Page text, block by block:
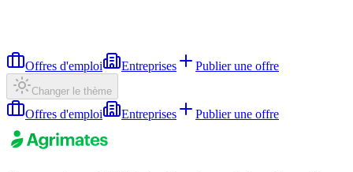
Offres d'emploi Entreprises Publier une offre
Changer le thème
Offres d'emploi Entreprises Publier une offre